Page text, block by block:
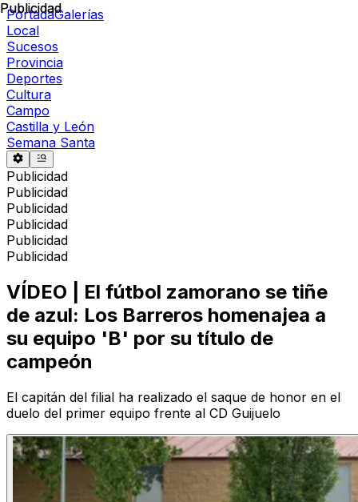
PortadaGalerías
Local
Sucesos
Provincia
Deportes
Cultura
Campo
Castilla y León
Semana Santa
Publicidad
Publicidad
Publicidad
Publicidad
Publicidad
Publicidad
Publicidad
VÍDEO | El fútbol zamorano se tiñe
de azul: Los Barreros homenajea a
su equipo 'B' por su título de
campeón
El capitán del filial ha realizado el saque de honor en el
duelo del primer equipo frente al CD Guijuelo
Publicidad